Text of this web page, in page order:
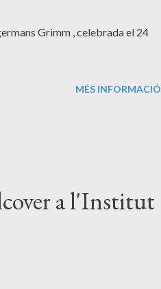
Grimm , celebrada el 24
MÉS INFORMACIÓ
a l'Institut